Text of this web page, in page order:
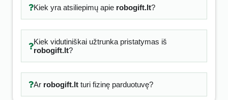
Kiek yra atsiliepimų apie robogift.lt?
Kiek vidutiniškai užtrunka pristatymas iš
robogift.lt?
Ar robogift.ltturi fizinę parduotuvę?